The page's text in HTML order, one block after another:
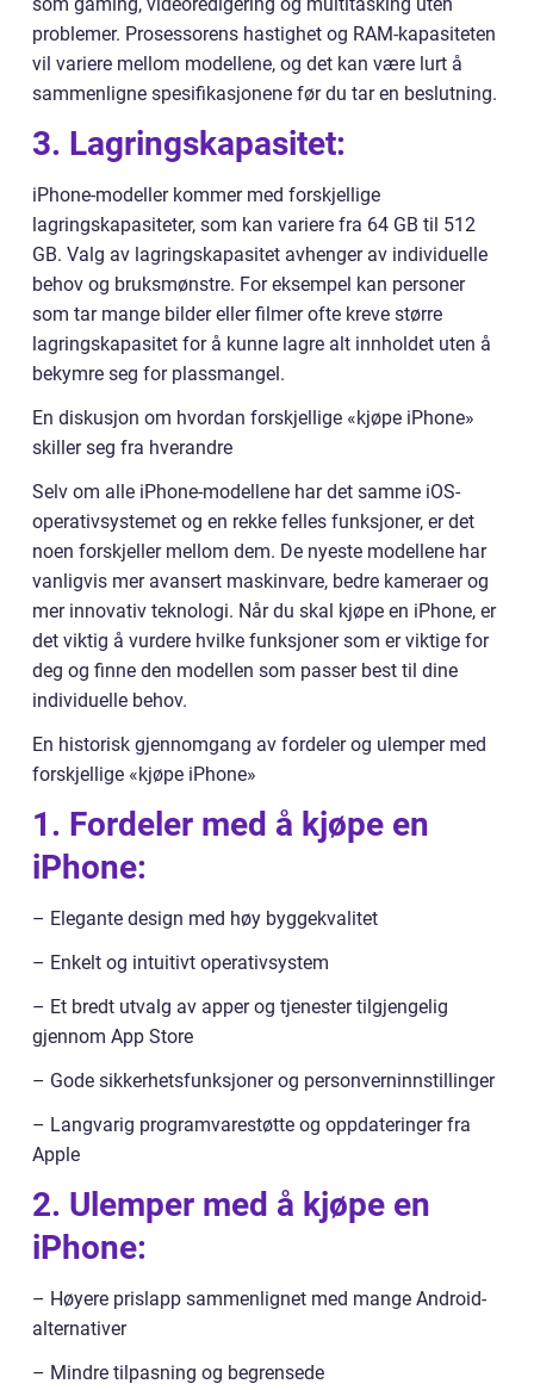
problemer. Prosessorens hastighet og RAM-kapasiteten
vil variere mellom modellene, og det kan være lurt å
sammenligne spesifikasjonene før du tar en beslutning.
3. Lagringskapasitet:
iPhone-modeller kommer med forskjellige
lagringskapasiteter, som kan variere fra 64 GB til 512
GB. Valg av lagringskapasitet avhenger av individuelle
behov og bruksmønstre. For eksempel kan personer
som tar mange bilder eller filmer ofte kreve større
lagringskapasitet for å kunne lagre alt innholdet uten å
bekymre seg for plassmangel.
En diskusjon om hvordan forskjellige «kjøpe iPhone»
skiller seg fra hverandre
Selv om alle iPhone-modellene har det samme iOS-
operativsystemet og en rekke felles funksjoner, er det
noen forskjeller mellom dem. De nyeste modellene har
vanligvis mer avansert maskinvare, bedre kameraer og
mer innovativ teknologi. Når du skal kjøpe en iPhone, er
det viktig å vurdere hvilke funksjoner som er viktige for
deg og finne den modellen som passer best til dine
individuelle behov.
En historisk gjennomgang av fordeler og ulemper med
forskjellige «kjøpe iPhone»
1. Fordeler med å kjøpe en
iPhone:
– Elegante design med høy byggekvalitet
– Enkelt og intuitivt operativsystem
– Et bredt utvalg av apper og tjenester tilgjengelig
gjennom App Store
– Gode sikkerhetsfunksjoner og personverninnstillinger
– Langvarig programvarestøtte og oppdateringer fra
Apple
2. Ulemper med å kjøpe en
iPhone:
– Høyere prislapp sammenlignet med mange Android-
alternativer
– Mindre tilpasning og begrensede